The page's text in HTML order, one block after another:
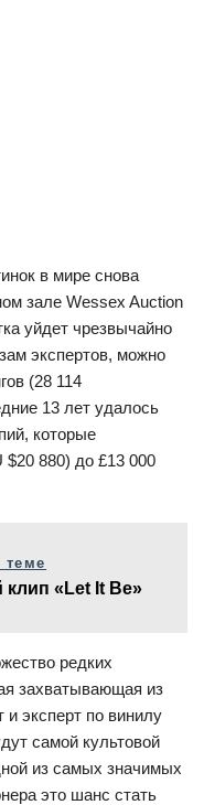
в мире снова
зале Wessex Auction
уйдет чрезвычайно
экспертов, можно
(28 114
13 лет удалось
которые
$20 880) до £13 000
«Let It Be»
редких
захватывающая из
и эксперт по винилу
самой культовой
из самых значимых
это шанс стать